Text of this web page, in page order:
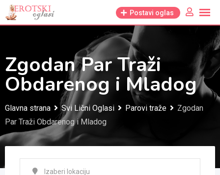
Skip
to
Postavi oglas
Zgodan Par Traži
Obdarenog i Mladog
Glavna strana Svi Lični Oglasi Parovi traže
Zgodan
Par Traži Obdarenog i Mladog